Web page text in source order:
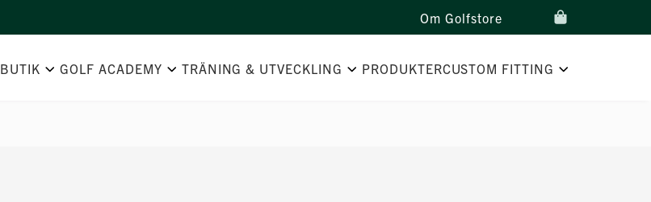
Om Golfstore
BUTIK GOLF ACADEMY TRÄNING & UTVECKLING PRODUKTERCUSTOM FITTING